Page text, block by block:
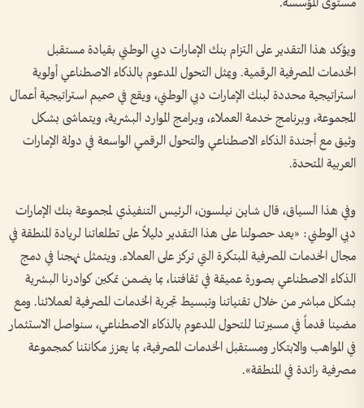
ويؤكد هذا التقدير على التزام بنك الإمارات دبي الوطني بقيادة مستقبل
الخدمات المصرفية الرقمية. ويمثل التحول المدعوم بالذكاء الاصطناعي أولوية
استراتيجية محددة لبنك الإمارات دبي الوطني، ويقع في صميم استراتيجية أعمال
المجموعة، وبرنامج خدمة العملاء، وبرامج الموارد البشرية، ويتماشى بشكل
وثيق مع أجندة الذكاء الاصطناعي والتحول الرقمي الواسعة في دولة الإمارات
العربية المتحدة.
وفي هذا السياق، قال شاين نيلسون، الرئيس التنفيذي لمجموعة بنك الإمارات
دبي الوطني: «يعد حصولنا على هذا التقدير دليلاً على تطلعاتنا لريادة المنطقة في
مجال الخدمات المصرفية المبتكرة التي تركز على العملاء. ويتمثل نهجنا في دمج
الذكاء الاصطناعي بصورة عميقة في ثقافتنا، بما يضمن تمكين كوادرنا البشرية
بشكل مباشر من خلال تقنياتنا وتبسيط تجربة الخدمات المصرفية لعملائنا. ومع
مضينا قدماً في مسيرتنا للتحول المدعوم بالذكاء الاصطناعي، سنواصل الاستثمار
في المواهب والابتكار ومستقبل الخدمات المصرفية، بما يعزز مكانتنا كمجموعة
مصرفية رائدة في المنطقة».